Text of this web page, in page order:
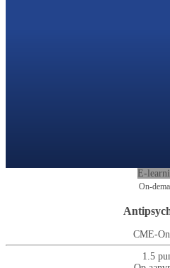
E-
On-
CME-
1.5